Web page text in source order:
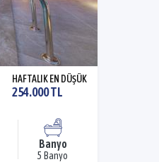
HAFTALIK EN DÜŞÜK
254.000 TL
Banyo
5 Banyo